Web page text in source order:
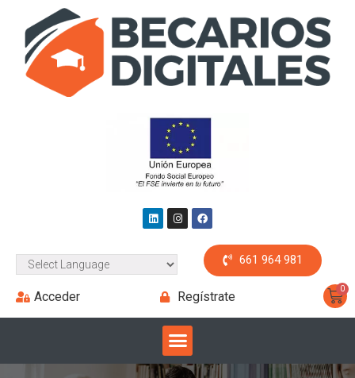
661 964 981
Acceder Regístrate